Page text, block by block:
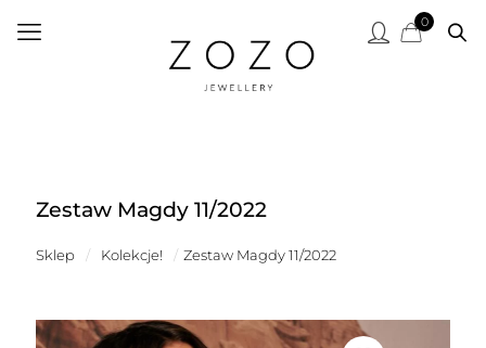
0
Zestaw Magdy 11/2022
Sklep / Kolekcje! / Zestaw Magdy 11/2022